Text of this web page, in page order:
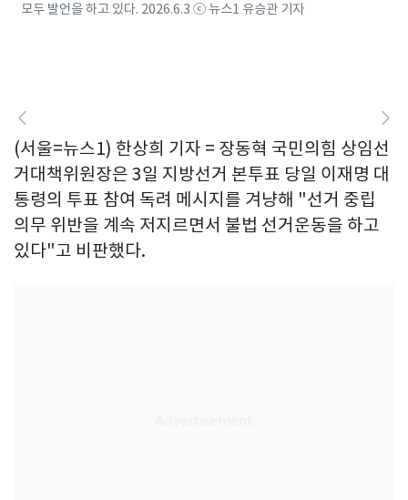
모두 발언을 하고 있다. 2026.6.3 ⓒ 뉴스1 유승관 기자
(서울=뉴스1) 한상희 기자 = 장동혁 국민의힘 상임선
거대책위원장은 3일 지방선거 본투표 당일 이재명 대
통령의 투표 참여 독려 메시지를 겨냥해 "선거 중립
의무 위반을 계속 저지르면서 불법 선거운동을 하고
있다"고 비판했다.